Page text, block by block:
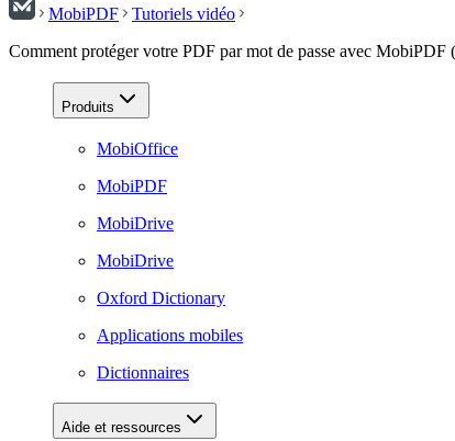
MobiPDF
Tutoriels vidéo
Comment protéger votre PDF par mot de passe avec MobiPDF
Produits
MobiOffice
MobiPDF
MobiDrive
MobiDrive
Oxford Dictionary
Applications mobiles
Dictionnaires
Aide et ressources